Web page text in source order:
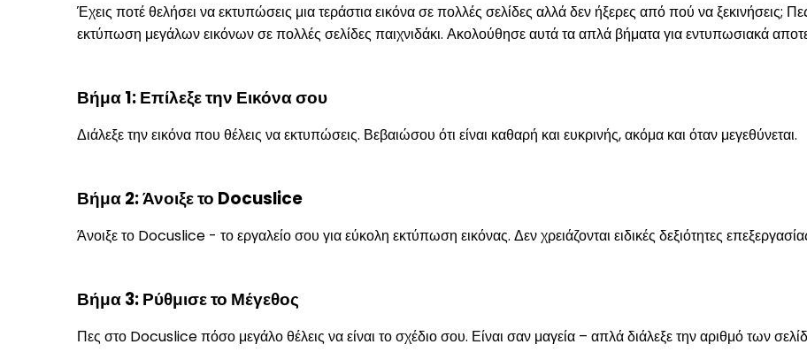
Έχεις ποτέ θελήσει να εκτυπώσεις μια τεράστια εικόνα σε πολλές σελίδες αλλά δεν ήξερες από πού να ξεκινήσεις;
εκτύπωση μεγάλων εικόνων σε πολλές σελίδες παιχνιδάκι. Ακολούθησε αυτά τα απλά βήματα για εντυπωσιακά
Βήμα 1: Επίλεξε την Εικόνα σου
Διάλεξε την εικόνα που θέλεις να εκτυπώσεις. Βεβαιώσου ότι είναι καθαρή και ευκρινής, ακόμα και όταν μεγεθύνεται.
Βήμα 2: Άνοιξε το Docuslice
Άνοιξε το Docuslice - το εργαλείο σου για εύκολη εκτύπωση εικόνας. Δεν χρειάζονται ειδικές δεξιότητες
Βήμα 3: Ρύθμισε το Μέγεθος
Πες στο Docuslice πόσο μεγάλο θέλεις να είναι το σχέδιο σου. Είναι σαν μαγεία – απλά διάλεξε την αριθμό των